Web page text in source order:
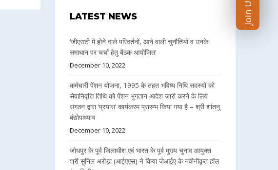
LATEST NEWS
‘जीएसटी में होने वाले परिवर्तनों, आने वाली चुनौतियों व उनके
समाधान पर चर्चा हेतु बैठक आयोजित’
December 10, 2022
कर्मचारी पेंशन योजना, 1995 के तहत भविष्य निधि सदस्यों को
सेवानिवृत्ति तिथि को पेंशन भुगतान आदेश जारी करने के लिये
संगठन द्वारा ‘प्रयास’ कार्यक्रम प्रारम्भ किया गया है – श्री शांतनु
बंद्योपाध्याय
December 10, 2022
जोधपुर के पूर्व जिलाधीश एवं भारत के पूर्व मुख्य चुनाव आयुक्त
श्री सुनिल अरोड़ा (आईएएस) ने किया जेआईए के नवीनीकृत हॉल